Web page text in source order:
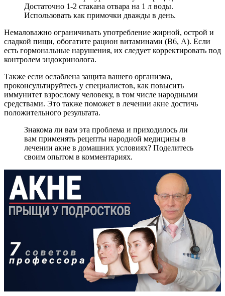
Достаточно 1-2 стакана отвара на 1 л воды.
Использовать как примочки дважды в день.
Немаловажно ограничивать употребление жирной, острой и
сладкой пищи, обогатите рацион витаминами (В6, А). Если
есть гормональные нарушения, их следует корректировать под
контролем эндокринолога.
Также если ослаблена защита вашего организма,
проконсультируйтесь у специалистов, как повысить
иммунитет взрослому человеку, в том числе народными
средствами. Это также поможет в лечении акне достичь
положительного результата.
Знакома ли вам эта проблема и приходилось ли
вам применять рецепты народной медицины в
лечении акне в домашних условиях? Поделитесь
своим опытом в комментариях.